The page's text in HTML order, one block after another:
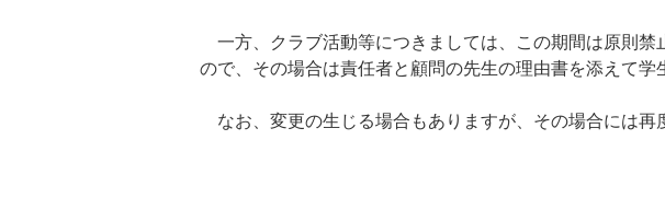
一方、クラブ活動等につきましては、この期間は原則禁
ので、その場合は責任者と顧問の先生の理由書を添えて
なお、変更の生じる場合もありますが、その場合には再